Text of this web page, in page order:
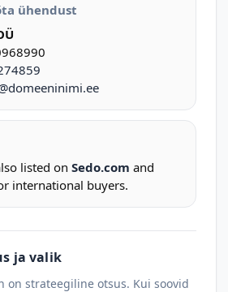
ühendust
listed on Sedo.com and
international buyers.
ja valik
on strateegiline otsus. Kui soovid